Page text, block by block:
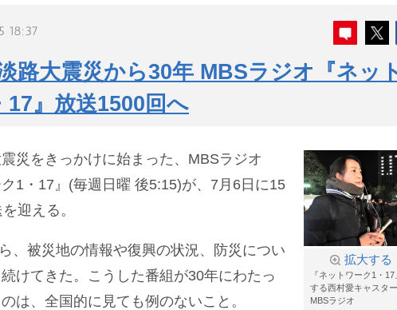
18:37
路大震災から30年 MBSラジオ『ネッ
17』放送1500回へ
拡大する
『ネットワーク1・
する西村愛キャスター
MBSラジオ
災をきっかけに始まった、MBSラジオ
ク1・17』(毎週日曜 後5:15)が、7月6日に15
迎える。
、被災地の情報や復興の状況、防災につい
けてきた。こうした番組が30年にわたっ
は、全国的に見ても例のないこと。